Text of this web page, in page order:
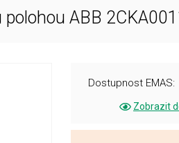
ABB
Dostupnost EMAS:
Zobrazit